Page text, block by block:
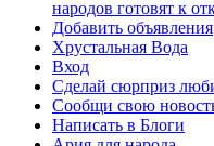
народов готовят к
Добавить объявления
Хрустальная Вода
Вход
Сделай сюрприз
Сообщи свою
Написать в Блоги